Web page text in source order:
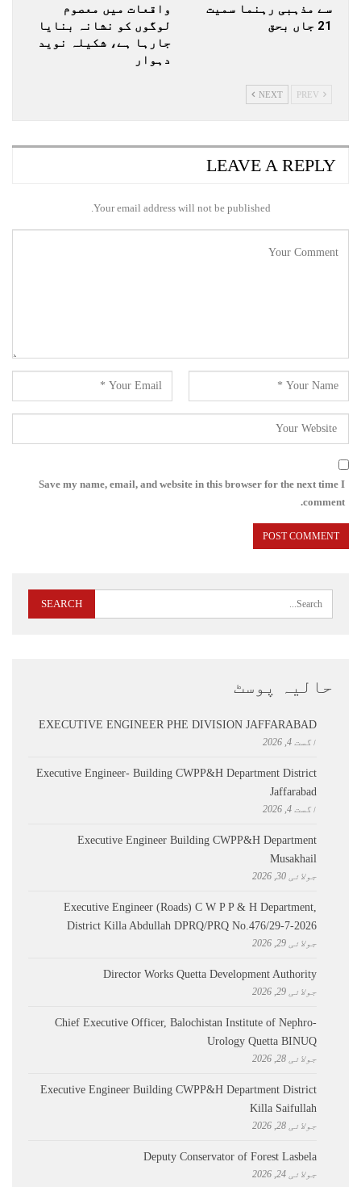
سے مذہبی رہنما سمیت
21 جاں بحق
واقعات میں معصوم
لوگوں کو نشانہ بنایا
جارہا ہے، شکیلہ نوید
دہوار
NEXT
LEAVE A REPLY
Your email address will not be published.
Save my name, email, and website in this browser for the next time I
comment.
حالیہ پوسٹ
EXECUTIVE ENGINEER PHE DIVISION JAFFARABAD
اگست 4, 2026
Executive Engineer- Building CWPP&H Department District
Jaffarabad
اگست 4, 2026
Executive Engineer Building CWPP&H Department
Musakhail
جولائی 30, 2026
Executive Engineer (Roads) C W P P & H Department,
District Killa Abdullah ​DPRQ/PRQ No.476/29-7-2026
جولائی 29, 2026
Director Works Quetta Development Authority
جولائی 29, 2026
Chief Executive Officer, Balochistan Institute of Nephro-
Urology Quetta BINUQ
جولائی 28, 2026
Executive Engineer Building CWPP&H Department District
Killa Saifullah
جولائی 28, 2026
Deputy Conservator of Forest Lasbela
جولائی 24, 2026